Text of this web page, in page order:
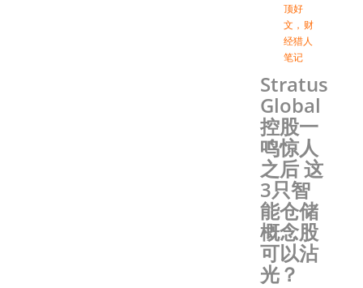
顶好
文 ， 财
经猎人
笔记
Stratus
Global
控股一
鸣惊人
之后 这
3只智
能仓储
概念股
可以沾
光？